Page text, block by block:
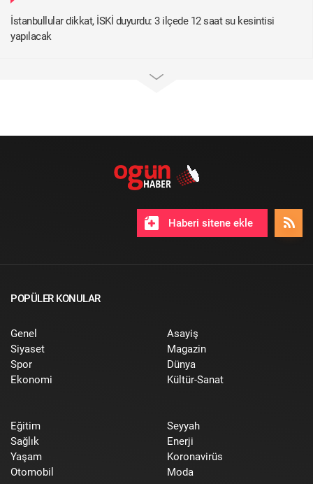
İstanbullular dikkat, İSKİ duyurdu: 3 ilçede 12 saat su kesintisi
yapılacak
Haberi sitene ekle
POPÜLER KONULAR
Genel
Siyaset
Spor
Ekonomi
Asayiş
Magazin
Dünya
Kültür-Sanat
Eğitim
Sağlık
Yaşam
Otomobil
Seyyah
Enerji
Koronavirüs
Moda